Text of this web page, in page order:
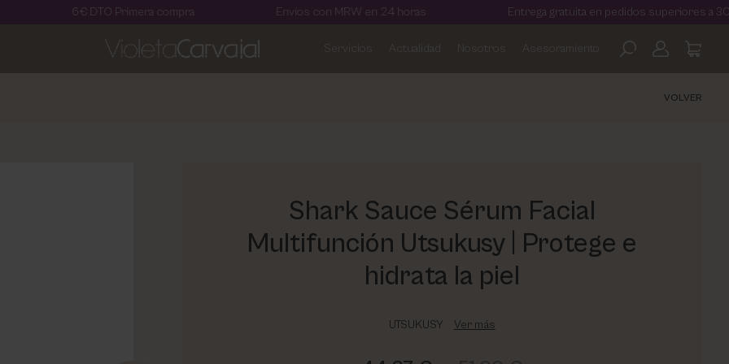
6€ DTO Primera compra Envíos con MRW en 24 horas Entrega gratuita en pedidos superiores a 30€
Servicios Actualidad Nosotros Asesoramiento
VOLVER
Shark Sauce Sérum Facial
Multifunción Utsukusy | Protege e
hidrata la piel
UTSUKUSY Ver más